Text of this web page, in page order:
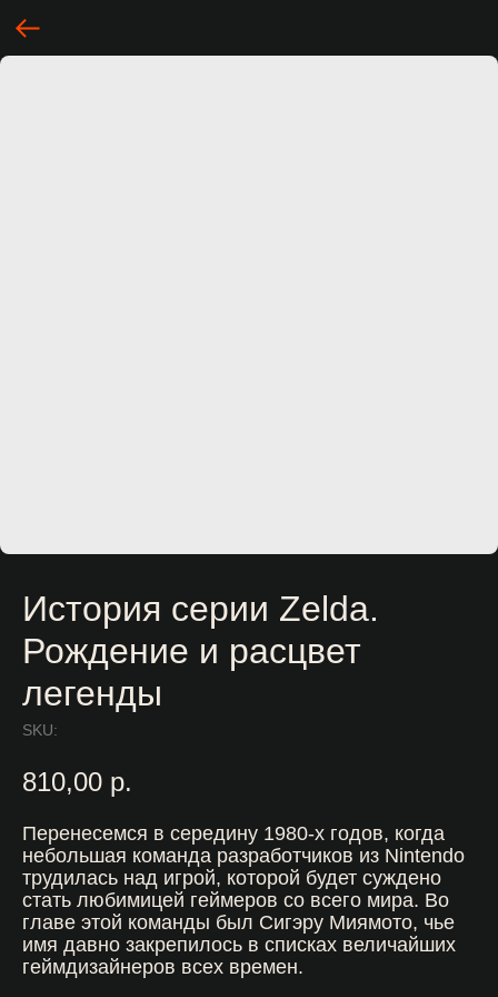
История серии Zelda.
Рождение и расцвет
легенды
SKU:
810,00 р.
Перенесемся в середину 1980-х годов, когда
небольшая команда разработчиков из Nintendo
трудилась над игрой, которой будет суждено
стать любимицей геймеров со всего мира. Во
главе этой команды был Сигэру Миямото, чье
имя давно закрепилось в списках величайших
геймдизайнеров всех времен.